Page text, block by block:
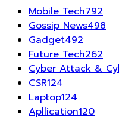
Mobile Tech792
Gossip News498
Gadget492
Future Tech262
Cyber Attack &
CSR124
Laptop124
Apllication120